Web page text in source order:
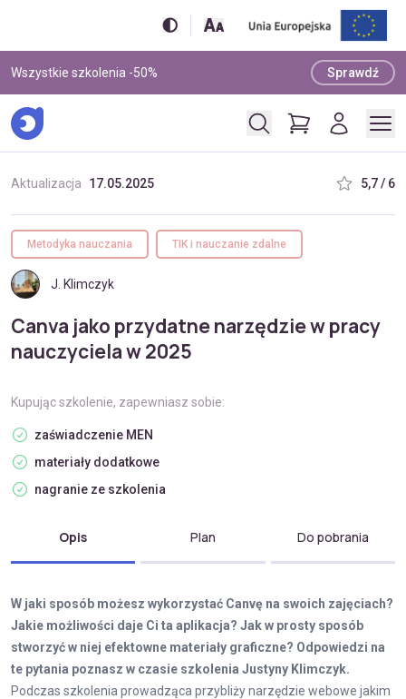
Wszystkie szkolenia -50% Sprawdź
Aktualizacja 17.05.2025 5,7 / 6
J. Klimczyk
Metodyka nauczania TIK i nauczanie zdalne
Canva jako przydatne narzędzie w pracy
nauczyciela w 2025
Kupując szkolenie, zapewniasz sobie:
zaświadczenie MEN
materiały dodatkowe
nagranie ze szkolenia
Opis Plan Do pobrania
W jaki sposób możesz wykorzystać Canvę na swoich zajęciach?
Jakie możliwości daje Ci ta aplikacja? Jak w prosty sposób
stworzyć w niej efektowne materiały graficzne? Odpowiedzi na
te pytania poznasz w czasie szkolenia Justyny Klimczyk.
Podczas szkolenia prowadząca przybliży narzędzie webowe jakim